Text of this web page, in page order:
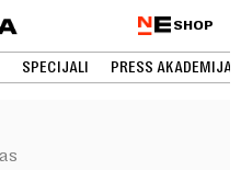
SHOP
SPECIJALI PRESS AKADEMIJA